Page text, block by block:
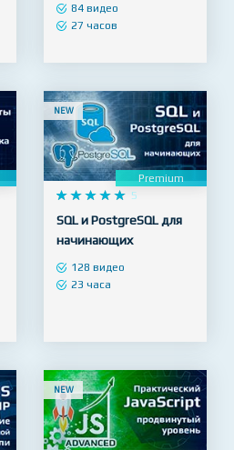
84 видео
27 часов
NEW
Premium
    
     5
SQL и PostgreSQL для
начинающих
128 видео
23 часа
NEW